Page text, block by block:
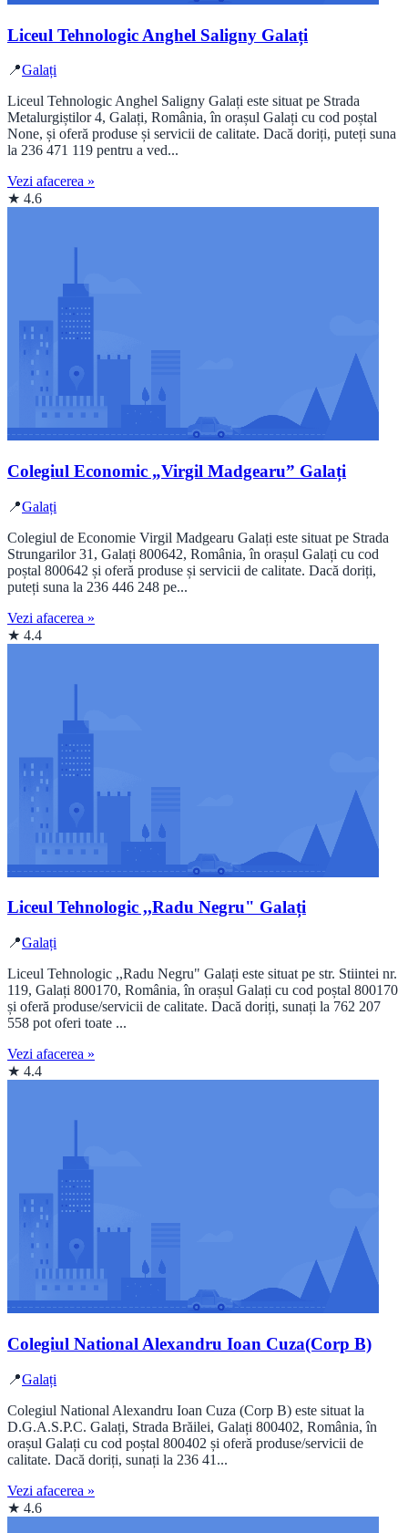
Liceul Tehnologic Anghel Saligny Galați
📍Galați
Liceul Tehnologic Anghel Saligny Galați este situat pe Strada
Metalurgiștilor 4, Galați, România, în orașul Galați cu cod poștal
None, și oferă produse și servicii de calitate. Dacă doriți, puteți suna
la 236 471 119 pentru a ved...
Vezi afacerea »
★ 4.6
Colegiul Economic „Virgil Madgearu” Galați
📍Galați
Colegiul de Economie Virgil Madgearu Galați este situat pe Strada
Strungarilor 31, Galați 800642, România, în orașul Galați cu cod
poștal 800642 și oferă produse și servicii de calitate. Dacă doriți,
puteți suna la 236 446 248 pe...
Vezi afacerea »
★ 4.4
Liceul Tehnologic ,,Radu Negru" Galați
📍Galați
Liceul Tehnologic ,,Radu Negru" Galați este situat pe str. Stiintei nr.
119, Galați 800170, România, în orașul Galați cu cod poștal 800170
și oferă produse/servicii de calitate. Dacă doriți, sunați la 762 207
558 pot oferi toate ...
Vezi afacerea »
★ 4.4
Colegiul National Alexandru Ioan Cuza(Corp B)
📍Galați
Colegiul National Alexandru Ioan Cuza (Corp B) este situat la
D.G.A.S.P.C. Galați, Strada Brăilei, Galați 800402, România, în
orașul Galați cu cod poștal 800402 și oferă produse/servicii de
calitate. Dacă doriți, sunați la 236 41...
Vezi afacerea »
★ 4.6